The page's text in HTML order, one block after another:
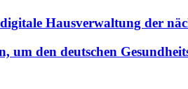
Hausverwaltung der
den deutschen